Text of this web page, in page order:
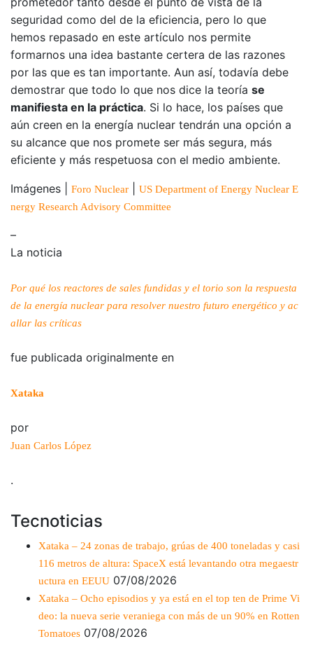
seguridad como del de la eficiencia, pero lo que
hemos repasado en este artículo nos permite
formarnos una idea bastante certera de las razones
por las que es tan importante. Aun así, todavía debe
demostrar que todo lo que nos dice la teoría se
manifiesta en la práctica. Si lo hace, los países que
aún creen en la energía nuclear tendrán una opción a
su alcance que nos promete ser más segura, más
eficiente y más respetuosa con el medio ambiente.
Imágenes | Foro Nuclear
US Department of Energy Nuclear E
nergy Research Advisory Committee
–
La noticia
Por qué los reactores de sales fundidas y el torio son la respuesta
de la energía nuclear para resolver nuestro futuro energético y ac
allar las críticas
fue publicada originalmente en
Xataka
por
Juan Carlos López
.
Tecnoticias
Xataka – 24 zonas de trabajo, grúas de 400 toneladas y casi
116 metros de altura: SpaceX está levantando otra megaestr
uctura en EEUU 07/08/2026
Xataka – Ocho episodios y ya está en el top ten de Prime Vi
deo: la nueva serie veraniega con más de un 90% en Rotten
Tomatoes 07/08/2026